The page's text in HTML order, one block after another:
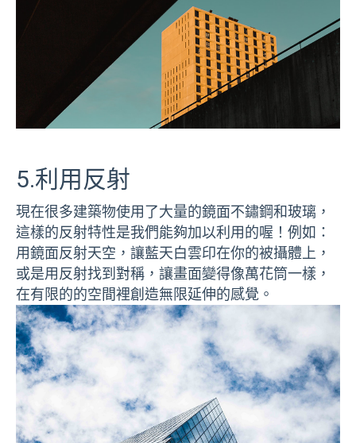
5.利用反射
現在很多建築物使用了大量的鏡面不鏽鋼和玻璃，
這樣的反射特性是我們能夠加以利用的喔！例如：
用鏡面反射天空，讓藍天白雲印在你的被攝體上，
或是用反射找到對稱，讓畫面變得像萬花筒一樣，
在有限的的空間裡創造無限延伸的感覺。